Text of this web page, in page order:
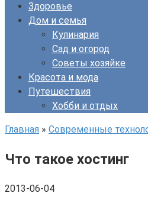
Здоровье
Дом и семья
Кулинария
Сад и огород
Советы хозяйке
Красота и мода
Путешествия
Хобби и отдых
Главная » Современные
Что такое хостинг
2013-06-04